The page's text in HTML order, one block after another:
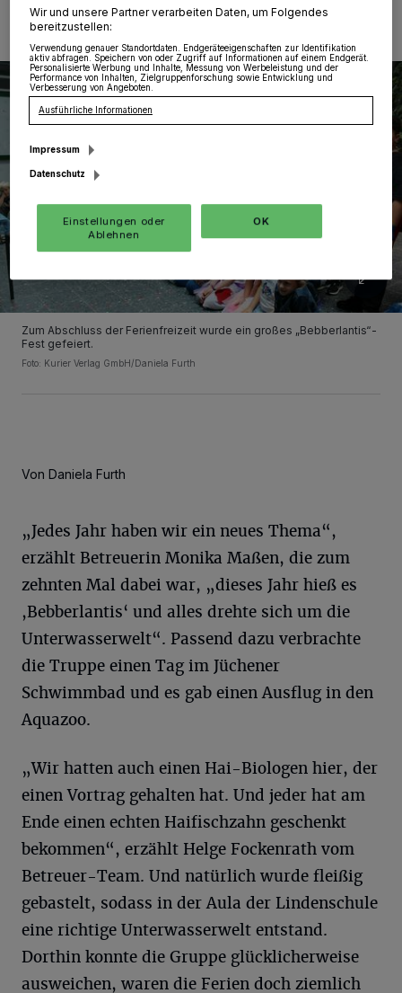
Zum Abschluss der Ferienfreizeit wurde ein großes „Bebberlantis“-
Fest gefeiert.
Foto: Kurier Verlag GmbH/Daniela Furth
Von Daniela Furth
„Jedes Jahr haben wir ein neues Thema“,
erzählt Betreuerin Monika Maßen, die zum
zehnten Mal dabei war, „dieses Jahr hieß es
,Bebberlantis‘ und alles drehte sich um die
Unterwasserwelt“. Passend dazu verbrachte
die Truppe einen Tag im Jüchener
Schwimmbad und es gab einen Ausflug in den
Aquazoo.
„Wir hatten auch einen Hai-Biologen hier, der
einen Vortrag gehalten hat. Und jeder hat am
Ende einen echten Haifischzahn geschenkt
bekommen“, erzählt Helge Fockenrath vom
Betreuer-Team. Und natürlich wurde fleißig
gebastelt, sodass in der Aula der Lindenschule
eine richtige Unterwasserwelt entstand.
Dorthin konnte die Gruppe glücklicherweise
ausweichen, waren die Ferien doch ziemlich
Wir und unsere Partner verarbeiten Daten, um Folgendes
bereitzustellen:
Verwendung genauer Standortdaten. Endgeräteeigenschaften zur Identifikation
aktiv abfragen. Speichern von oder Zugriff auf Informationen auf einem Endgerät.
Personalisierte Werbung und Inhalte, Messung von Werbeleistung und der
Performance von Inhalten, Zielgruppenforschung sowie Entwicklung und
Verbesserung von Angeboten.
Ausführliche Informationen
Impressum
Datenschutz
Einstellungen oder
Ablehnen
OK